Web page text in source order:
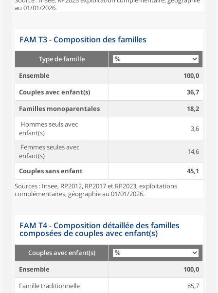
au 01/01/2026.
FAM T3 - Composition des familles
Type de famille
Ensemble
100,0
Couples avec enfant(s)
36,7
Familles monoparentales
18,2
Hommes seuls avec
enfant(s)
3,6
Femmes seules avec
enfant(s)
14,6
Couples sans enfant
45,1
Sources : Insee, RP2012, RP2017 et RP2023, exploitations
complémentaires, géographie au 01/01/2026.
FAM T4 - Composition détaillée des familles
composées de couples avec enfant(s)
Couples avec enfant(s)
Ensemble
100,0
Famille traditionnelle
85,7